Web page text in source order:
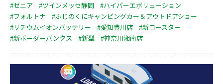
#ゼニア
#ツインメッセ静岡
#ハイパーエボリューション
#フォルトナ
#ふじのくにキャンピングカー＆アウトドアショー
#リチウムイオンバッテリー
#愛知豊川店
#新コースター
#新ボーダーバンクス
#新型 #神奈川湘南店